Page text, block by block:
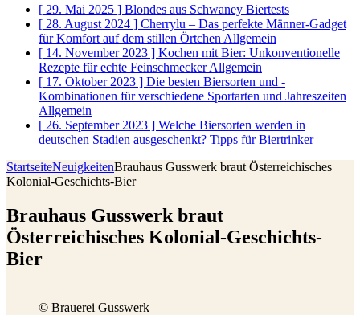
[ 29. Mai 2025 ] Blondes aus Schwaney Biertests
[ 28. August 2024 ] Cherrylu – Das perfekte Männer-Gadget
für Komfort auf dem stillen Örtchen Allgemein
[ 14. November 2023 ] Kochen mit Bier: Unkonventionelle
Rezepte für echte FeinschmeckerAllgemein
[ 17. Oktober 2023 ] Die besten Biersorten und -
Kombinationen für verschiedene Sportarten und Jahreszeiten
Allgemein
[ 26. September 2023 ] Welche Biersorten werden in
deutschen Stadien ausgeschenkt? Tipps für Biertrinker
StartseiteNeuigkeitenBrauhaus Gusswerk braut Österreichisches
Kolonial-Geschichts-Bier
Brauhaus Gusswerk braut
Österreichisches Kolonial-Geschichts-
Bier
© Brauerei Gusswerk